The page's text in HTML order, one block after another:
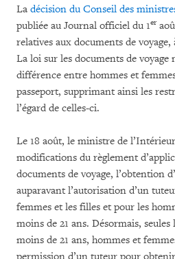
La décision du Conseil des
publiée au Journal officiel du 1er
relatives aux documents de
La loi sur les documents de voyage
différence entre hommes et
passeport, supprimant ainsi les
l’égard de celles-ci.
Le 18 août, le ministre de
modifications du règlement
documents de voyage, l’obtention
auparavant l’autorisation d’un
femmes et les filles et pour les
moins de 21 ans. Désormais, seules
moins de 21 ans, hommes et